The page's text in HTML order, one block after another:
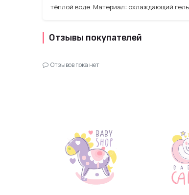
тёплой воде. Материал: охлаждающий гель,
Отзывы покупателей
Отзывов пока нет